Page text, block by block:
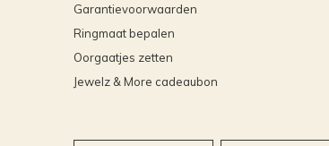
Garantievoorwaarden
Ringmaat bepalen
Oorgaatjes zetten
Jewelz & More cadeaubon